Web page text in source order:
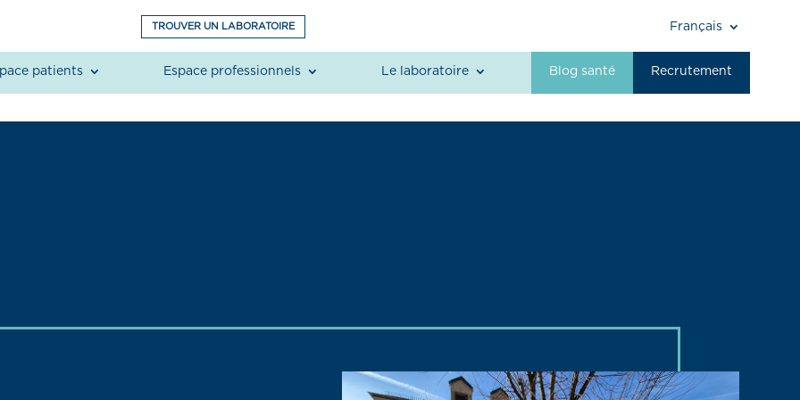
TROUVER UN LABORATOIRE Français
patients Espace professionnels Le laboratoire Blog santé Recrutement